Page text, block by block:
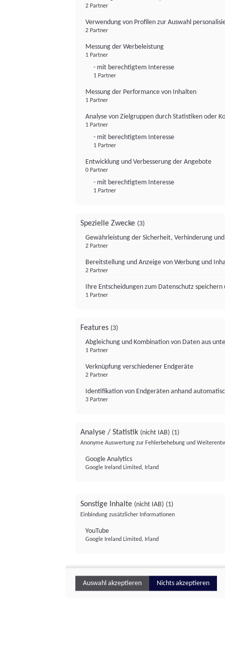
2 Partner
Verwendung von Profilen zur Auswahl
2 Partner
Messung der Werbeleistung
1 Partner
- mit berechtigtem Interesse
1 Partner
Messung der Performance von Inhalten
1 Partner
Analyse von Zielgruppen durch Statistiken oder
1 Partner
- mit berechtigtem Interesse
1 Partner
Entwicklung und Verbesserung der Angebote
0 Partner
- mit berechtigtem Interesse
1 Partner
Spezielle Zwecke (3)
Gewährleistung der Sicherheit, Verhinderung
2 Partner
Bereitstellung und Anzeige von Werbung und
2 Partner
Ihre Entscheidungen zum Datenschutz
1 Partner
Features (3)
Abgleichung und Kombination von Daten aus
1 Partner
Verknüpfung verschiedener Endgeräte
2 Partner
Identifikation von Endgeräten anhand
3 Partner
Analyse / Statistik (nicht IAB) (1)
Anonyme Auswertung zur Fehlerbehebung und
Google Analytics
Google Ireland Limited, Irland
Sonstige Inhalte (nicht IAB) (1)
Einbindung zusätzlicher Informationen
YouTube
Google Ireland Limited, Irland
Auswahl akzeptieren Nichts akzeptieren